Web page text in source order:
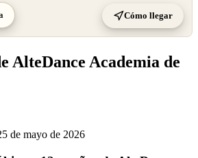
Cómo llegar
AlteDance Academia de
de mayo de 2026